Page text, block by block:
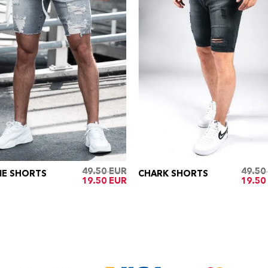
SHORTS 49.50
Oorspronkelijke
19.50
Huidige
CHARK SHORTS 49.50
19.50